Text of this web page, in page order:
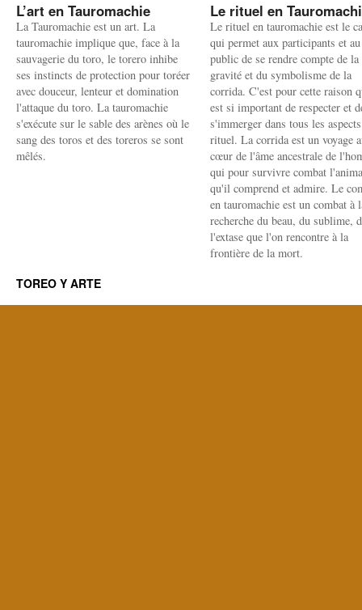
L’art en Tauromachie
La Tauromachie est un art. La
tauromachie implique que, face à la
sauvagerie du toro, le torero inhibe
ses instincts de protection pour toréer
avec douceur, lenteur et domination
l'attaque du toro. La tauromachie
s'exécute sur le sable des arènes où le
sang des toros et des toreros se sont
mêlés.
Le rituel en
Le rituel en tauromachie est le
qui permet aux participants et au
public de se rendre compte de la
gravité et du symbolisme de la
corrida. C'est pour cette raison
est si important de respecter et
s'immerger dans tous les
rituel. La corrida est un voyage
cœur de l'âme ancestrale de
qui pour survivre combat
qu'il comprend et admire. Le
en tauromachie est un combat à
recherche du beau, du sublime,
l'extase que l'on rencontre à la
frontière de la mort.
TOREO Y ARTE